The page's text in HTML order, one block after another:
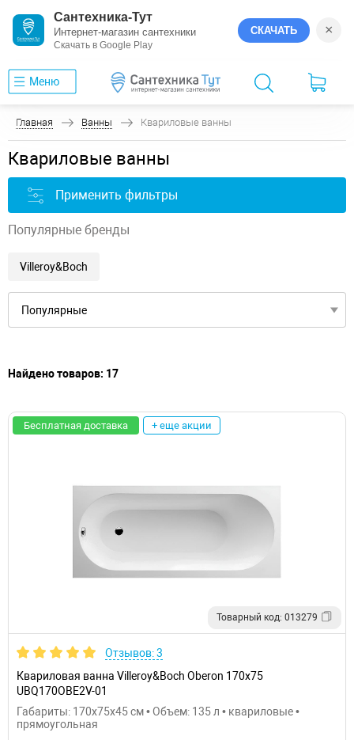
Сантехника-Тут
Интернет-магазин сантехники
Скачать в Google Play
СКАЧАТЬ ×
Меню
Главная Ванны Квариловые ванны
Квариловые ванны
Применить фильтры
Популярные бренды
Villeroy&Boch
Найдено товаров: 17
Бесплатная доставка + еще акции
Товарный код: 013279
Отзывов: 3
Квариловая ванна Villeroy&Boch Oberon 170x75
UBQ170OBE2V-01
Габариты: 170x75x45 см • Объем: 135 л • квариловые •
прямоугольная